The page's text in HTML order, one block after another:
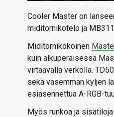
Cooler Master on
miditornikotelo ja
Miditornikokoinen
kuin alkuperäisessä
virtaavalla verkolla.
sekä vasemman kyljen
esiasennettua A-RGB-
Myös runkoa ja